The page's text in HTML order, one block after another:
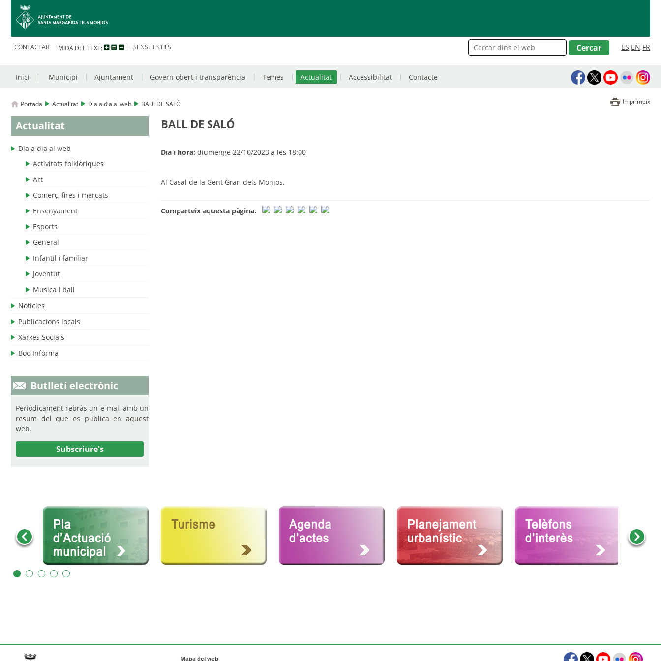
ES EN FR
CONTACTAR MIDA DEL TEXT: SENSE ESTILS
Inici Municipi Ajuntament Govern obert i transparència Temes Actualitat Accessibilitat Contacte
Portada Actualitat Dia a dia al web BALL DE SALÓ Imprimeix
Actualitat
Dia a dia al web
Activitats folklòriques
Art
Comerç, fires i mercats
Ensenyament
Esports
General
Infantil i familiar
Joventut
Musica i ball
Notícies
Publicacions locals
Xarxes Socials
Boo Informa
Butlletí electrònic
Periòdicament rebràs un e-mail amb un
resum del que es publica en aquest
web.
Subscriure's
BALL DE SALÓ
Dia i hora: diumenge 22/10/2023 a les 18:00
Al Casal de la Gent Gran dels Monjos.
Comparteix aquesta pàgina:
Mapa del web